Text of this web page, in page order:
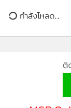
• ญี่ปุ่น
• News1
กำลังโหลด...
ติ